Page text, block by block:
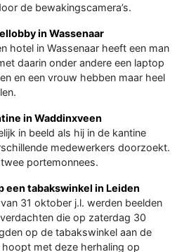
de bewakingscamera’s.
in Wassenaar
hotel in Wassenaar heeft een man
daarin onder andere een laptop
en een vrouw hebben maar heel
in Waddinxveen
in beeld als hij in de kantine
medewerkers doorzoekt.
portemonnees.
een tabakswinkel in Leiden
31 oktober j.l. werden beelden
die op zaterdag 30
op de tabakswinkel aan de
met deze herhaling op